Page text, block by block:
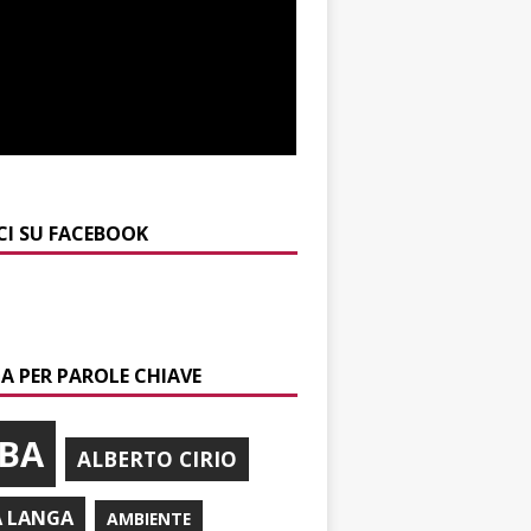
SU FACEBOOK
PER PAROLE CHIAVE
ALBERTO CIRIO
LANGA AMBIENTE